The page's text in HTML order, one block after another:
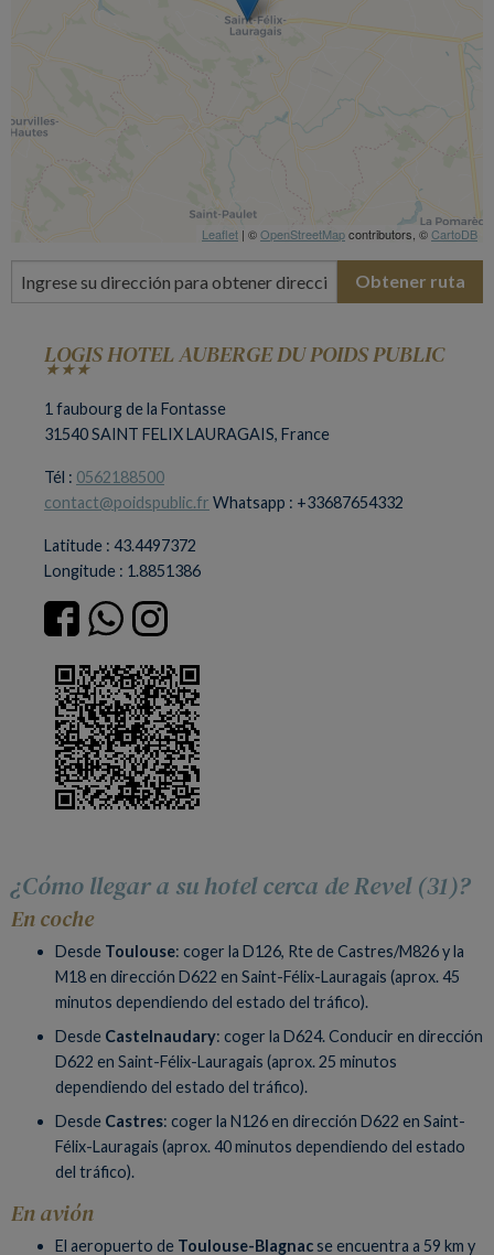
Leaflet | ©OpenStreetMapcontributors, ©CartoDB
Obtener ruta
LOGIS HOTEL AUBERGE DU POIDS PUBLIC
★★★
1 faubourg de la Fontasse
31540 SAINT FELIX LAURAGAIS, France
Tél : 0562188500
contact@poidspublic.fr Whatsapp : +33687654332
Latitude : 43.4497372
Longitude : 1.8851386
¿Cómo llegar a su hotel cerca de Revel (31)?
En coche
Desde Toulouse: coger la D126, Rte de Castres/M826 y la
M18 en dirección D622 en Saint-Félix-Lauragais (aprox. 45
minutos dependiendo del estado del tráfico).
Desde Castelnaudary: coger la D624. Conducir en dirección
D622 en Saint-Félix-Lauragais (aprox. 25 minutos
dependiendo del estado del tráfico).
Desde Castres: coger la N126 en dirección D622 en Saint-
Félix-Lauragais (aprox. 40 minutos dependiendo del estado
del tráfico).
En avión
El aeropuerto de Toulouse-Blagnac se encuentra a 59 km y